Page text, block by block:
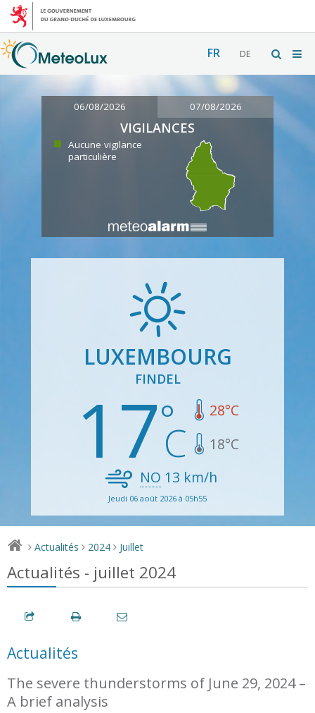
FR DE
06/08/2026 07/08/2026
VIGILANCES
Aucune vigilance
particulière
LUXEMBOURG
FINDEL
17 28°C
18°C
NO 13 km/h
Jeudi 06 août 2026 à 05h55
> Actualités > 2024 > Juillet
Actualités - juillet 2024
Actualités
The severe thunderstorms of June 29, 2024 –
A brief analysis